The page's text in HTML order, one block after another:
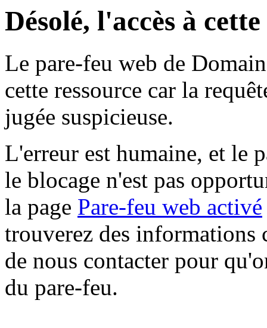
Désolé, l'accès à
Le pare-feu web de
cette ressource car la
jugée suspicieuse.
L'erreur est humaine, et le
le blocage n'est pas
la page Pare-feu web activé
trouverez des informations
de nous contacter pour
du pare-feu.